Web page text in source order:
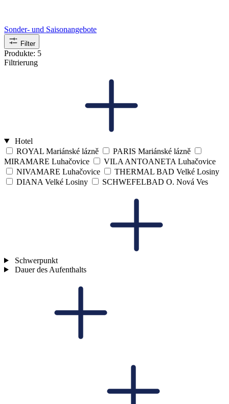
Sonder- und Saisonangebote
Filter
Produkte: 5
Filtrierung
Hotel
ROYAL Mariánské lázně
PARIS Mariánské lázně
MIRAMARE Luhačovice
VILA ANTOANETA Luhačovice
NIVAMARE Luhačovice
THERMAL BAD Velké Losiny
DIANA Velké Losiny
SCHWEFELBAD O. Nová Ves
Schwerpunkt
Dauer des Aufenthalts